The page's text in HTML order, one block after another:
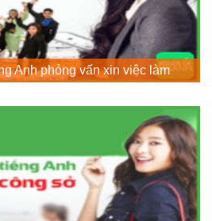
Anh phỏng vấn xin việc làm